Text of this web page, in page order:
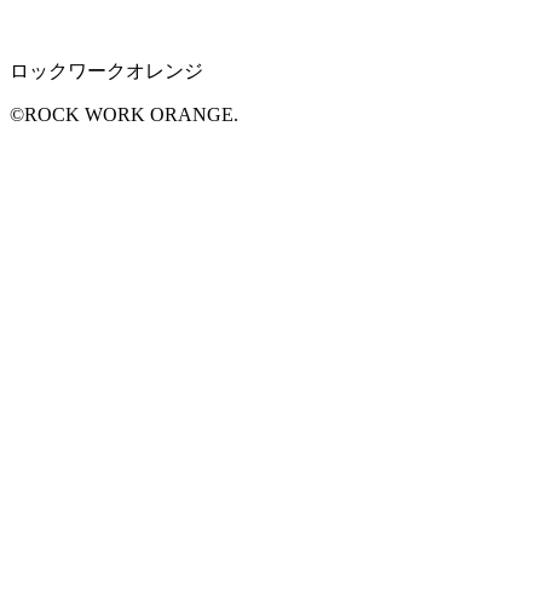
ロックワークオレンジ
©ROCK WORK ORANGE.